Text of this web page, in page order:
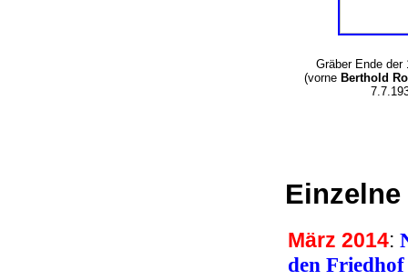
Gräber Ende der
(vorne Berthold
März 2014:
den